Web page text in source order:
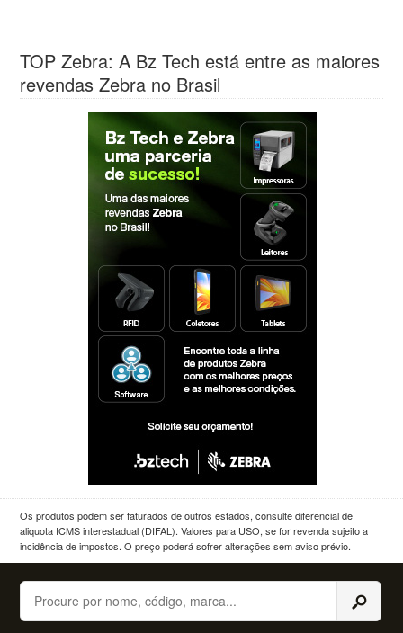
TOP Zebra: A Bz Tech está entre as maiores
revendas Zebra no Brasil
Os produtos podem ser faturados de outros estados, consulte diferencial de
aliquota ICMS interestadual (DIFAL). Valores para USO, se for revenda sujeito a
incidência de impostos. O preço poderá sofrer alterações sem aviso prévio.
Buscar